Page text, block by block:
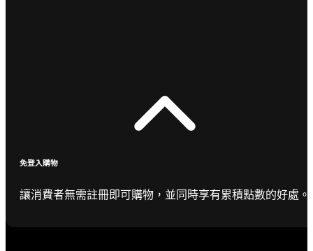
免登入購物
讓消費者無需註冊即可購物，並同時享有累積點數的好處。